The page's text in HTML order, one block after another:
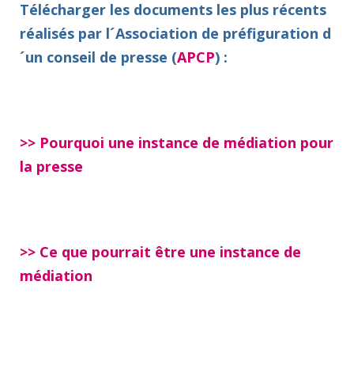
Télécharger les documents les plus récents
réalisés par l´Association de préfiguration d
´un conseil de presse (APCP) :
>> Pourquoi une instance de médiation pour
la presse
>> Ce que pourrait être une instance de
médiation